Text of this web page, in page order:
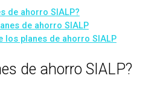
de ahorro SIALP?
de ahorro SIALP
los planes de ahorro SIALP
de ahorro SIALP?